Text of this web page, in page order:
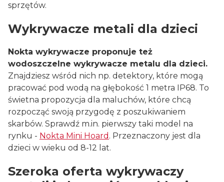
sprzętów.
Wykrywacze metali dla dzieci
Nokta wykrywacze proponuje też
wodoszczelne wykrywacze metalu dla dzieci.
Znajdziesz wśród nich np. detektory, które mogą
pracować pod wodą na głębokość 1 metra IP68. To
świetna propozycja dla maluchów, które chcą
rozpocząć swoją przygodę z poszukiwaniem
skarbów. Sprawdź m.in. pierwszy taki model na
rynku - Nokta Mini Hoard . Przeznaczony jest dla
dzieci w wieku od 8-12 lat.
Szeroka oferta wykrywaczy